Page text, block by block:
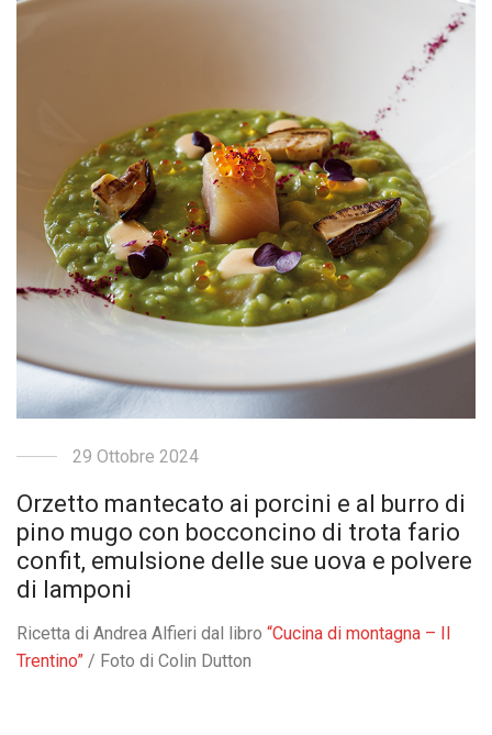
29 Ottobre 2024
Orzetto mantecato ai porcini e al burro di
pino mugo con bocconcino di trota fario
confit, emulsione delle sue uova e polvere
di lamponi
Ricetta di Andrea Alfieri dal libro“Cucina di montagna – Il
Trentino”/ Foto di Colin Dutton